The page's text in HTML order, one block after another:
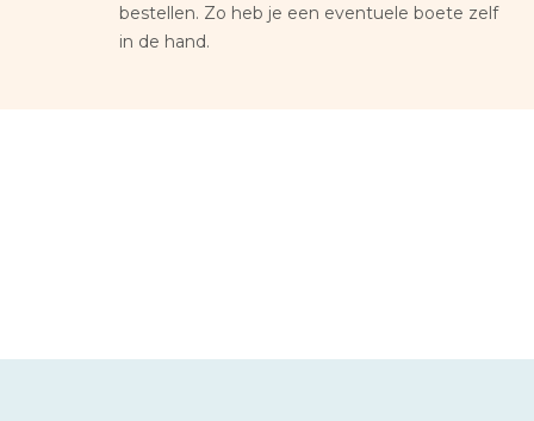
bestellen. Zo heb je een eventuele boete zelf
in de hand.